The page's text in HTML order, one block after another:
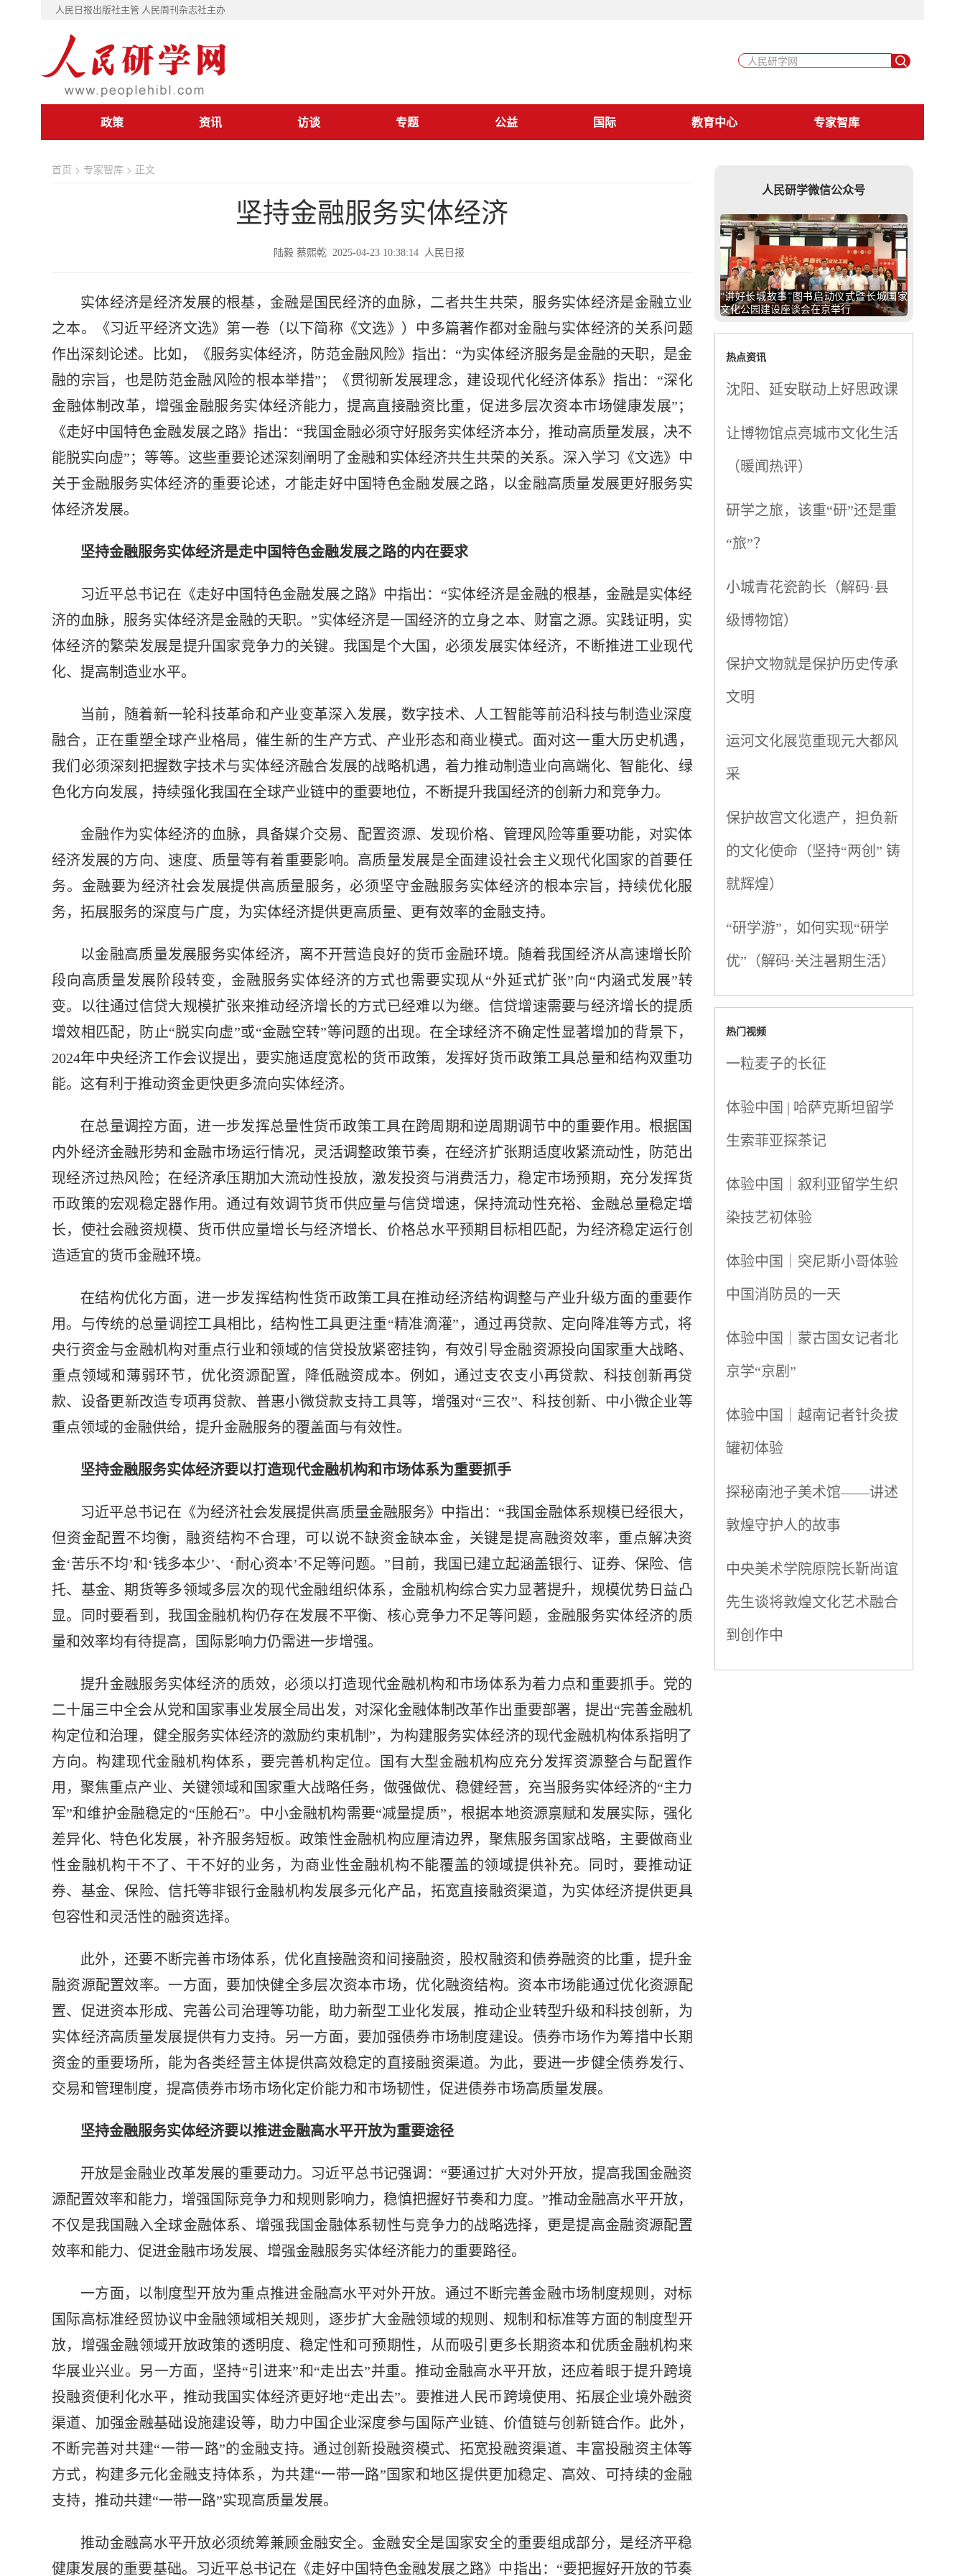
人民日报出版社主管 人民周刊杂志社主办
政策 资讯 访谈 专题 公益 国际 教育中心 专家智库
首页 > 专家智库 > 正文
坚持金融服务实体经济
陆毅 蔡熙乾 2025-04-23 10:38:14 人民日报
实体经济是经济发展的根基，金融是国民经济的血脉，二者共生共荣，服务实体经济是金融立业
之本。《习近平经济文选》第一卷（以下简称《文选》）中多篇著作都对金融与实体经济的关系问题
作出深刻论述。比如，《服务实体经济，防范金融风险》指出：“为实体经济服务是金融的天职，是金
融的宗旨，也是防范金融风险的根本举措”；《贯彻新发展理念，建设现代化经济体系》指出：“深化
金融体制改革，增强金融服务实体经济能力，提高直接融资比重，促进多层次资本市场健康发展”；
《走好中国特色金融发展之路》指出：“我国金融必须守好服务实体经济本分，推动高质量发展，决不
能脱实向虚”；等等。这些重要论述深刻阐明了金融和实体经济共生共荣的关系。深入学习《文选》中
关于金融服务实体经济的重要论述，才能走好中国特色金融发展之路，以金融高质量发展更好服务实
体经济发展。
坚持金融服务实体经济是走中国特色金融发展之路的内在要求
习近平总书记在《走好中国特色金融发展之路》中指出：“实体经济是金融的根基，金融是实体经
济的血脉，服务实体经济是金融的天职。”实体经济是一国经济的立身之本、财富之源。实践证明，实
体经济的繁荣发展是提升国家竞争力的关键。我国是个大国，必须发展实体经济，不断推进工业现代
化、提高制造业水平。
当前，随着新一轮科技革命和产业变革深入发展，数字技术、人工智能等前沿科技与制造业深度
融合，正在重塑全球产业格局，催生新的生产方式、产业形态和商业模式。面对这一重大历史机遇，
我们必须深刻把握数字技术与实体经济融合发展的战略机遇，着力推动制造业向高端化、智能化、绿
色化方向发展，持续强化我国在全球产业链中的重要地位，不断提升我国经济的创新力和竞争力。
金融作为实体经济的血脉，具备媒介交易、配置资源、发现价格、管理风险等重要功能，对实体
经济发展的方向、速度、质量等有着重要影响。高质量发展是全面建设社会主义现代化国家的首要任
务。金融要为经济社会发展提供高质量服务，必须坚守金融服务实体经济的根本宗旨，持续优化服
务，拓展服务的深度与广度，为实体经济提供更高质量、更有效率的金融支持。
以金融高质量发展服务实体经济，离不开营造良好的货币金融环境。随着我国经济从高速增长阶
段向高质量发展阶段转变，金融服务实体经济的方式也需要实现从“外延式扩张”向“内涵式发展”转
变。以往通过信贷大规模扩张来推动经济增长的方式已经难以为继。信贷增速需要与经济增长的提质
增效相匹配，防止“脱实向虚”或“金融空转”等问题的出现。在全球经济不确定性显著增加的背景下，
2024年中央经济工作会议提出，要实施适度宽松的货币政策，发挥好货币政策工具总量和结构双重功
能。这有利于推动资金更快更多流向实体经济。
在总量调控方面，进一步发挥总量性货币政策工具在跨周期和逆周期调节中的重要作用。根据国
内外经济金融形势和金融市场运行情况，灵活调整政策节奏，在经济扩张期适度收紧流动性，防范出
现经济过热风险；在经济承压期加大流动性投放，激发投资与消费活力，稳定市场预期，充分发挥货
币政策的宏观稳定器作用。通过有效调节货币供应量与信贷增速，保持流动性充裕、金融总量稳定增
长，使社会融资规模、货币供应量增长与经济增长、价格总水平预期目标相匹配，为经济稳定运行创
造适宜的货币金融环境。
在结构优化方面，进一步发挥结构性货币政策工具在推动经济结构调整与产业升级方面的重要作
用。与传统的总量调控工具相比，结构性工具更注重“精准滴灌”，通过再贷款、定向降准等方式，将
央行资金与金融机构对重点行业和领域的信贷投放紧密挂钩，有效引导金融资源投向国家重大战略、
重点领域和薄弱环节，优化资源配置，降低融资成本。例如，通过支农支小再贷款、科技创新再贷
款、设备更新改造专项再贷款、普惠小微贷款支持工具等，增强对“三农”、科技创新、中小微企业等
重点领域的金融供给，提升金融服务的覆盖面与有效性。
坚持金融服务实体经济要以打造现代金融机构和市场体系为重要抓手
习近平总书记在《为经济社会发展提供高质量金融服务》中指出：“我国金融体系规模已经很大，
但资金配置不均衡，融资结构不合理，可以说不缺资金缺本金，关键是提高融资效率，重点解决资
金‘苦乐不均’和‘钱多本少’、‘耐心资本’不足等问题。”目前，我国已建立起涵盖银行、证券、保险、信
托、基金、期货等多领域多层次的现代金融组织体系，金融机构综合实力显著提升，规模优势日益凸
显。同时要看到，我国金融机构仍存在发展不平衡、核心竞争力不足等问题，金融服务实体经济的质
量和效率均有待提高，国际影响力仍需进一步增强。
提升金融服务实体经济的质效，必须以打造现代金融机构和市场体系为着力点和重要抓手。党的
二十届三中全会从党和国家事业发展全局出发，对深化金融体制改革作出重要部署，提出“完善金融机
构定位和治理，健全服务实体经济的激励约束机制”，为构建服务实体经济的现代金融机构体系指明了
方向。构建现代金融机构体系，要完善机构定位。国有大型金融机构应充分发挥资源整合与配置作
用，聚焦重点产业、关键领域和国家重大战略任务，做强做优、稳健经营，充当服务实体经济的“主力
军”和维护金融稳定的“压舱石”。中小金融机构需要“减量提质”，根据本地资源禀赋和发展实际，强化
差异化、特色化发展，补齐服务短板。政策性金融机构应厘清边界，聚焦服务国家战略，主要做商业
性金融机构干不了、干不好的业务，为商业性金融机构不能覆盖的领域提供补充。同时，要推动证
券、基金、保险、信托等非银行金融机构发展多元化产品，拓宽直接融资渠道，为实体经济提供更具
包容性和灵活性的融资选择。
此外，还要不断完善市场体系，优化直接融资和间接融资，股权融资和债券融资的比重，提升金
融资源配置效率。一方面，要加快健全多层次资本市场，优化融资结构。资本市场能通过优化资源配
置、促进资本形成、完善公司治理等功能，助力新型工业化发展，推动企业转型升级和科技创新，为
实体经济高质量发展提供有力支持。另一方面，要加强债券市场制度建设。债券市场作为筹措中长期
资金的重要场所，能为各类经营主体提供高效稳定的直接融资渠道。为此，要进一步健全债券发行、
交易和管理制度，提高债券市场市场化定价能力和市场韧性，促进债券市场高质量发展。
坚持金融服务实体经济要以推进金融高水平开放为重要途径
开放是金融业改革发展的重要动力。习近平总书记强调：“要通过扩大对外开放，提高我国金融资
源配置效率和能力，增强国际竞争力和规则影响力，稳慎把握好节奏和力度。”推动金融高水平开放，
不仅是我国融入全球金融体系、增强我国金融体系韧性与竞争力的战略选择，更是提高金融资源配置
效率和能力、促进金融市场发展、增强金融服务实体经济能力的重要路径。
一方面，以制度型开放为重点推进金融高水平对外开放。通过不断完善金融市场制度规则，对标
国际高标准经贸协议中金融领域相关规则，逐步扩大金融领域的规则、规制和标准等方面的制度型开
放，增强金融领域开放政策的透明度、稳定性和可预期性，从而吸引更多长期资本和优质金融机构来
华展业兴业。另一方面，坚持“引进来”和“走出去”并重。推动金融高水平开放，还应着眼于提升跨境
投融资便利化水平，推动我国实体经济更好地“走出去”。要推进人民币跨境使用、拓展企业境外融资
渠道、加强金融基础设施建设等，助力中国企业深度参与国际产业链、价值链与创新链合作。此外，
不断完善对共建“一带一路”的金融支持。通过创新投融资模式、拓宽投融资渠道、丰富投融资主体等
方式，构建多元化金融支持体系，为共建“一带一路”国家和地区提供更加稳定、高效、可持续的金融
支持，推动共建“一带一路”实现高质量发展。
推动金融高水平开放必须统筹兼顾金融安全。金融安全是国家安全的重要组成部分，是经济平稳
健康发展的重要基础。习近平总书记在《走好中国特色金融发展之路》中指出：“要把握好开放的节奏
人民研学微信公众号
“讲好长城故事”图书启动仪式暨长城国家
文化公园建设座谈会在京举行
热点资讯
沈阳、延安联动上好思政课
让博物馆点亮城市文化生活
（暖闻热评）
研学之旅，该重“研”还是重
“旅”？
小城青花瓷韵长（解码·县
级博物馆）
保护文物就是保护历史传承
文明
运河文化展览重现元大都风
采
保护故宫文化遗产，担负新
的文化使命（坚持“两创” 铸
就辉煌）
“研学游”，如何实现“研学
优”（解码·关注暑期生活）
热门视频
一粒麦子的长征
体验中国 | 哈萨克斯坦留学
生索菲亚探茶记
体验中国｜叙利亚留学生织
染技艺初体验
体验中国｜突尼斯小哥体验
中国消防员的一天
体验中国｜蒙古国女记者北
京学“京剧”
体验中国｜越南记者针灸拔
罐初体验
探秘南池子美术馆——讲述
敦煌守护人的故事
中央美术学院原院长靳尚谊
先生谈将敦煌文化艺术融合
到创作中